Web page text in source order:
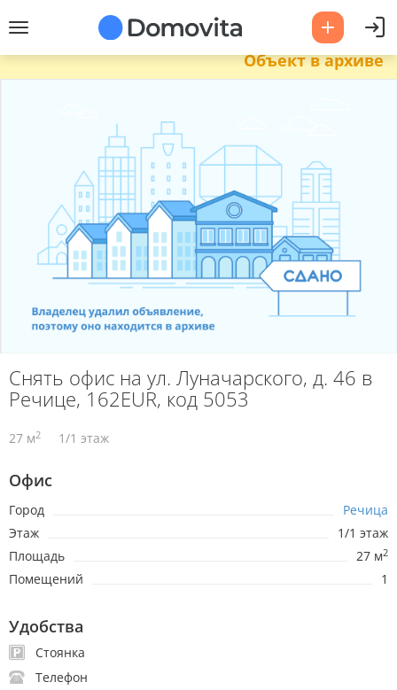
Объект в архиве
Снять офис на ул. Луначарского, д. 46 в
Речице, 162EUR, код 5053
27 м2 1/1 этаж
Офис
Город
Речица
Этаж
1/1 этаж
Площадь
27 м2
Помещений 1
Удобства
Стоянка
Телефон